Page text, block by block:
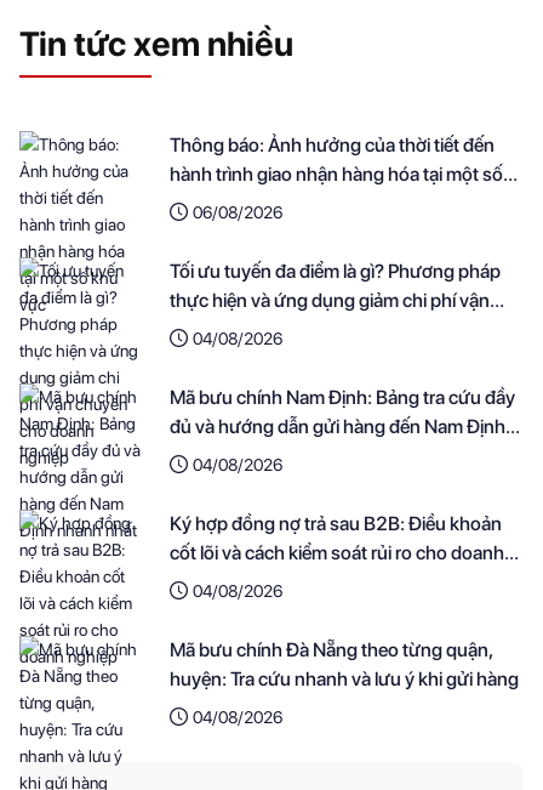
Tin tức xem nhiều
Thông báo: Ảnh hưởng của thời tiết đến
hành trình giao nhận hàng hóa tại một số
khu vực
06/08/2026
Tối ưu tuyến đa điểm là gì? Phương pháp
thực hiện và ứng dụng giảm chi phí vận
chuyển cho doanh nghiệp
04/08/2026
Mã bưu chính Nam Định: Bảng tra cứu đầy
đủ và hướng dẫn gửi hàng đến Nam Định
nhanh nhất
04/08/2026
Ký hợp đồng nợ trả sau B2B: Điều khoản
cốt lõi và cách kiểm soát rủi ro cho doanh
nghiệp
04/08/2026
Mã bưu chính Đà Nẵng theo từng quận,
huyện: Tra cứu nhanh và lưu ý khi gửi hàng
04/08/2026